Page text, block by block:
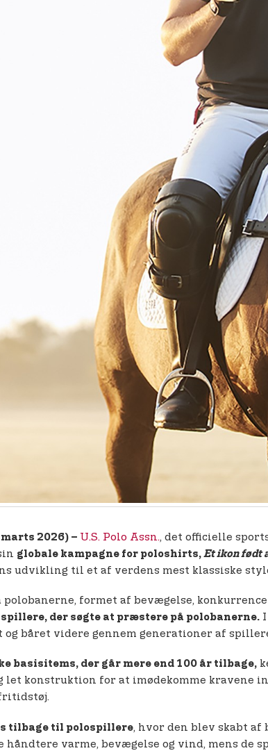
2026) – U.S. Polo Assn., det officielle
globale kampagne for poloshirts,Et ikon født
udvikling til et af verdens mest klassiske
formet af bevægelse,
der søgte at præstere på polobanerne.
båret videre gennem generationer af
basisitems, der går mere end 100 år tilbage,
let konstruktion for at imødekomme
tilbage til polospillere, hvor den blev skabt
håndtere varme, bevægelse og vind, mens